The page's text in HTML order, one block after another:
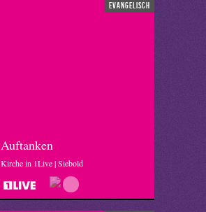
evangelisch
Auftanken
Kirche in 1Live | Siebold